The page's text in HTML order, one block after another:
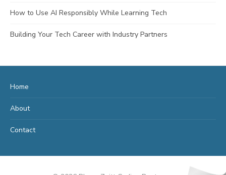
How to Use AI Responsibly While Learning Tech
Building Your Tech Career with Industry Partners
Home
About
Contact